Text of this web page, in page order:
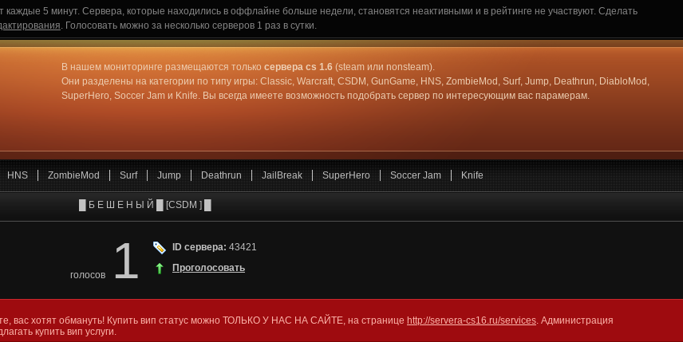
каждые 5 минут. Сервера, которые находились в оффлайне больше недели, становятся неактивными и в рейтинге не участвуют. Сделать
. Голосовать можно за несколько серверов 1 раз в сутки.
В нашем мониторинге размещаются только сервера cs 1.6(steam или nonsteam).
Они разделены на категории по типу игры: Classic, Warcraft, CSDM, GunGame, HNS, ZombieMod, Surf, Jump, Deathrun, DiabloMod,
SuperHero, Soccer Jam и Knife. Вы всегда имеете возможность подобрать сервер по интересующим вас парамерам.
HNS ZombieMod Surf Jump Deathrun JailBreak SuperHero Soccer Jam Knife
█ Б Е Ш Е Н Ы Й █ [CSDM ] █
голосов 1 ID сервера: 43421
Проголосовать
вас хотят обмануть! Купить вип статус можно ТОЛЬКО У НАС НА САЙТЕ, на странице http://servera-cs16.ru/services. Администрация
купить вип услуги.